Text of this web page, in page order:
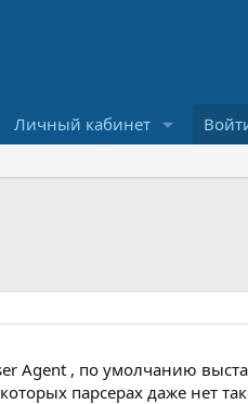
Личный кабинет
Agent , по умолчанию
парсерах даже нет